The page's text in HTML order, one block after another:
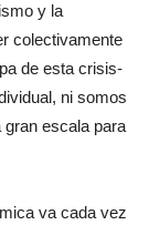
y la
colectivamente
de esta crisis-
ni somos
gran escala para
va cada vez